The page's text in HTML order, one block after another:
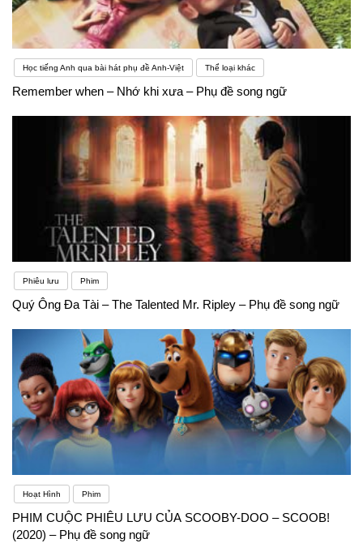
Học tiếng Anh qua bài hát phụ đề Anh-Việt Thể loại khác
Remember when – Nhớ khi xưa – Phụ đề song ngữ
Phiêu lưu Phim
Quý Ông Đa Tài – The Talented Mr. Ripley – Phụ đề song ngữ
Hoạt Hình Phim
PHIM CUỘC PHIÊU LƯU CỦA SCOOBY-DOO – SCOOB!
(2020) – Phụ đề song ngữ